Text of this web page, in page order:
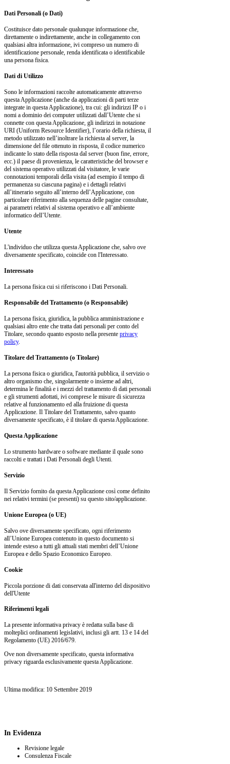
Dati Personali (o Dati)
Costituisce dato personale qualunque informazione che,
direttamente o indirettamente, anche in collegamento con
qualsiasi altra informazione, ivi compreso un numero di
identificazione personale, renda identificata o identificabile
una persona fisica.
Dati di Utilizzo
Sono le informazioni raccolte automaticamente attraverso
questa Applicazione (anche da applicazioni di parti terze
integrate in questa Applicazione), tra cui: gli indirizzi IP o i
nomi a dominio dei computer utilizzati dall’Utente che si
connette con questa Applicazione, gli indirizzi in notazione
URI (Uniform Resource Identifier), l’orario della richiesta, il
metodo utilizzato nell’inoltrare la richiesta al server, la
dimensione del file ottenuto in risposta, il codice numerico
indicante lo stato della risposta dal server (buon fine, errore,
ecc.) il paese di provenienza, le caratteristiche del browser e
del sistema operativo utilizzati dal visitatore, le varie
connotazioni temporali della visita (ad esempio il tempo di
permanenza su ciascuna pagina) e i dettagli relativi
all’itinerario seguito all’interno dell’Applicazione, con
particolare riferimento alla sequenza delle pagine consultate,
ai parametri relativi al sistema operativo e all’ambiente
informatico dell’Utente.
Utente
L'individuo che utilizza questa Applicazione che, salvo ove
diversamente specificato, coincide con l'Interessato.
Interessato
La persona fisica cui si riferiscono i Dati Personali.
Responsabile del Trattamento (o Responsabile)
La persona fisica, giuridica, la pubblica amministrazione e
qualsiasi altro ente che tratta dati personali per conto del
Titolare, secondo quanto esposto nella presente privacy
policy.
Titolare del Trattamento (o Titolare)
La persona fisica o giuridica, l'autorità pubblica, il servizio o
altro organismo che, singolarmente o insieme ad altri,
determina le finalità e i mezzi del trattamento di dati personali
e gli strumenti adottati, ivi comprese le misure di sicurezza
relative al funzionamento ed alla fruizione di questa
Applicazione. Il Titolare del Trattamento, salvo quanto
diversamente specificato, è il titolare di questa Applicazione.
Questa Applicazione
Lo strumento hardware o software mediante il quale sono
raccolti e trattati i Dati Personali degli Utenti.
Servizio
Il Servizio fornito da questa Applicazione così come definito
nei relativi termini (se presenti) su questo sito/applicazione.
Unione Europea (o UE)
Salvo ove diversamente specificato, ogni riferimento
all’Unione Europea contenuto in questo documento si
intende esteso a tutti gli attuali stati membri dell’Unione
Europea e dello Spazio Economico Europeo.
Cookie
Piccola porzione di dati conservata all'interno del dispositivo
dell'Utente
Riferimenti legali
La presente informativa privacy è redatta sulla base di
molteplici ordinamenti legislativi, inclusi gli artt. 13 e 14 del
Regolamento (UE) 2016/679.
Ove non diversamente specificato, questa informativa
privacy riguarda esclusivamente questa Applicazione.
Ultima modifica: 10 Settembre 2019
In Evidenza
Revisione legale
Consulenza Fiscale